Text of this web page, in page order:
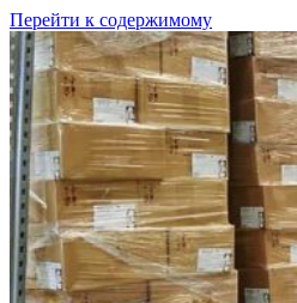
Перейти к содержимому